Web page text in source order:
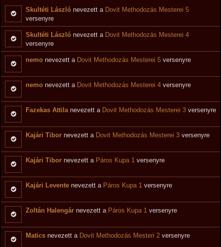
Skultéti László nevezett a Dovit Methodozás Mesterei 5
versenyre
Skultéti László nevezett a Dovit Methodozás Mesterei 4
versenyre
nemo nevezett a Dovit Methodozás Mesterei 5 versenyre
nemo nevezett a Dovit Methodozás Mesterei 4 versenyre
Fazekas Attilanevezett a Dovit Methodozás Mesterei 3 versenyre
Kajári Tibor nevezett a Dovit Methodozás Mesterei 3 versenyre
Kajári Tibor nevezett a Páros Kupa 1 versenyre
Kajári Levente nevezett a Páros Kupa 1 versenyre
Zoltán Halengár nevezett a Páros Kupa 1 versenyre
Matics nevezett a Dovit Methodozás Mesteri 2 versenyre